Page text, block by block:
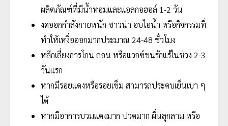
ผลิตภัณฑ์ที่มีน้ำหอมและแอลกอฮอล์ 1-2 วัน
งดออกกำลังกายหนัก ซาวน่า อบไอน้ำ หรือกิจกรรมที่
ทำให้เหงื่อออกมากประมาณ 24-48 ชั่วโมง
หลีกเลี่ยงการโกน ถอน หรือแวกซ์ขนรักแร้ในช่วง 2-3
วันแรก
หากมีรอยแดงหรือรอยเข็ม สามารถประคบเย็นเบา ๆ
ได้
หากมีอาการบวมแดงมาก ปวดมาก ผื่นลุกลาม หรือ